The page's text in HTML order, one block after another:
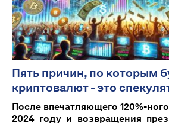
Пять причин, по которым
криптовалют - это
После впечатляющего 120%-
2024 году и возвращения